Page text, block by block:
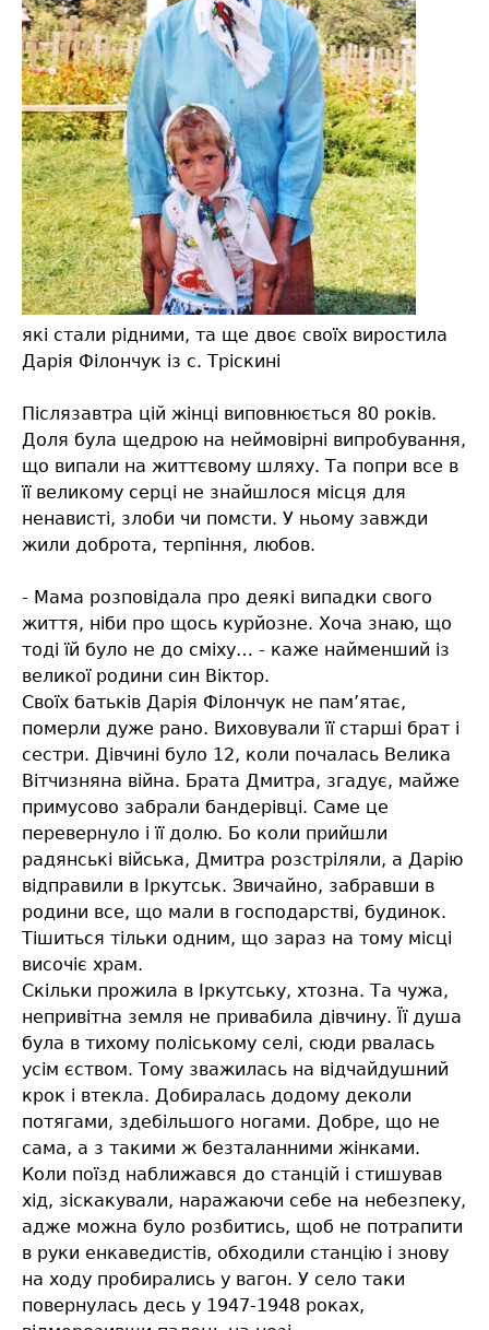
які стали рідними, та ще двоє своїх виростила
Дарія Філончук із с. Тріскині
Післязавтра цій жінці виповнюється 80 років.
Доля була щедрою на неймовірні випробування,
що випали на життєвому шляху. Та попри все в
її великому серці не знайшлося місця для
ненависті, злоби чи помсти. У ньому завжди
жили доброта, терпіння, любов.
- Мама розповідала про деякі випадки свого
життя, ніби про щось курйозне. Хоча знаю, що
тоді їй було не до сміху… - каже найменший із
великої родини син Віктор.
Своїх батьків Дарія Філончук не пам’ятає,
померли дуже рано. Виховували її старші брат і
сестри. Дівчині було 12, коли почалась Велика
Вітчизняна війна. Брата Дмитра, згадує, майже
примусово забрали бандерівці. Саме це
перевернуло і її долю. Бо коли прийшли
радянські війська, Дмитра розстріляли, а Дарію
відправили в Іркутськ. Звичайно, забравши в
родини все, що мали в господарстві, будинок.
Тішиться тільки одним, що зараз на тому місці
височіє храм.
Скільки прожила в Іркутську, хтозна. Та чужа,
непривітна земля не привабила дівчину. Її душа
була в тихому поліському селі, сюди рвалась
усім єством. Тому зважилась на відчайдушний
крок і втекла. Добиралась додому деколи
потягами, здебільшого ногами. Добре, що не
сама, а з такими ж безталанними жінками.
Коли поїзд наближався до станцій і стишував
хід, зіскакували, наражаючи себе на небезпеку,
адже можна було розбитись, щоб не потрапити
в руки енкаведистів, обходили станцію і знову
на ходу пробирались у вагон. У село таки
повернулась десь у 1947-1948 роках,